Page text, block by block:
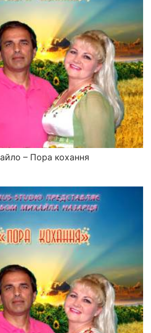
– Пора кохання